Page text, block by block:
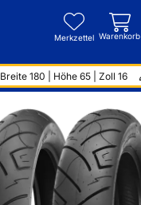
Merkzettel Warenkorb
Breite 180 | Höhe 65 | Zoll 16